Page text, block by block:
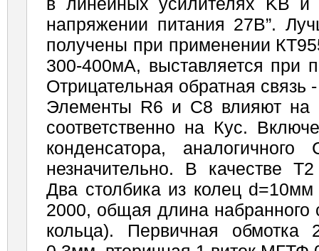
напряжении питания 27В”.
получены при применении
300-400мА, выставляется при
Отрицательная обратная
Элементы R6 и С8 влияют
соответственно на Кус.
конденсатора,
незначительно. В качестве
Два столбика из колец
2000, общая длина набранного
кольца). Первичная